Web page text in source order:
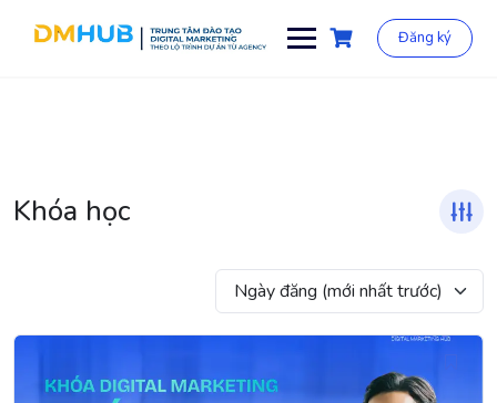
Đăng ký
Khóa học
Ngày đăng (mới nhất trước)